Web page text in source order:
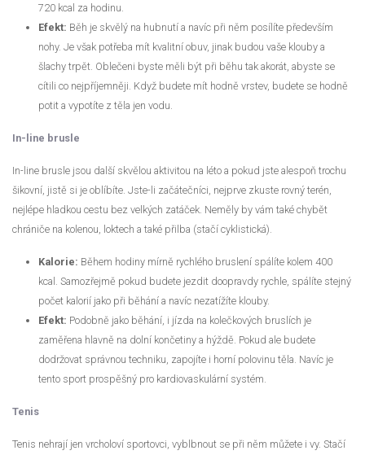
720 kcal za hodinu.
Efekt: Běh je skvělý na hubnutí a navíc při něm posílíte především
nohy. Je však potřeba mít kvalitní obuv, jinak budou vaše klouby a
šlachy trpět. Oblečeni byste měli být při běhu tak akorát, abyste se
cítili co nejpříjemněji. Když budete mít hodně vrstev, budete se hodně
potit a vypotíte z těla jen vodu.
In-line brusle
In-line brusle jsou další skvělou aktivitou na léto a pokud jste alespoň trochu
šikovní, jistě si je oblíbíte. Jste-li začátečníci, nejprve zkuste rovný terén,
nejlépe hladkou cestu bez velkých zatáček. Neměly by vám také chybět
chrániče na kolenou, loktech a také přilba (stačí cyklistická).
Kalorie: Během hodiny mírně rychlého bruslení spálíte kolem 400
kcal. Samozřejmě pokud budete jezdit doopravdy rychle, spálíte stejný
počet kalorií jako při běhání a navíc nezatížíte klouby.
Efekt: Podobně jako běhání, i jízda na kolečkových bruslích je
zaměřena hlavně na dolní končetiny a hýždě. Pokud ale budete
dodržovat správnou techniku, zapojíte i horní polovinu těla. Navíc je
tento sport prospěšný pro kardiovaskulární systém.
Tenis
Tenis nehrají jen vrcholoví sportovci, vyblbnout se při něm můžete i vy. Stačí